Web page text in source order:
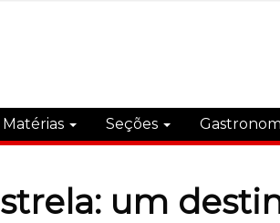
Matérias Seções
um